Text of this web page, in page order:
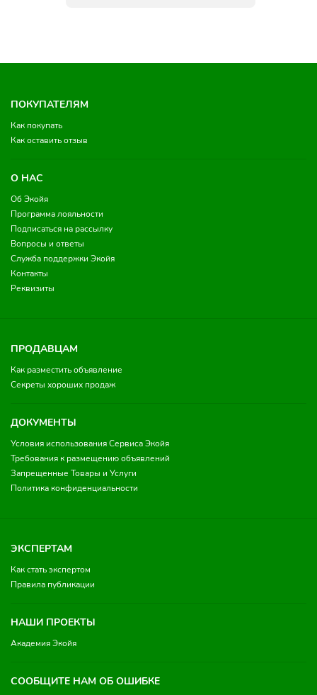
ПОКУПАТЕЛЯМ
Как покупать
Как оставить отзыв
О НАС
Об Экойя
Программа лояльности
Подписаться на рассылку
Вопросы и ответы
Служба поддержки Экойя
Контакты
Реквизиты
ПРОДАВЦАМ
Как разместить объявление
Секреты хороших продаж
ДОКУМЕНТЫ
Условия использования Сервиса Экойя
Требования к размещению объявлений
Запрещенные Товары и Услуги
Политика конфиденциальности
ЭКСПЕРТАМ
Как стать экспертом
Правила публикации
НАШИ ПРОЕКТЫ
Академия Экойя
СООБЩИТЕ НАМ ОБ ОШИБКЕ